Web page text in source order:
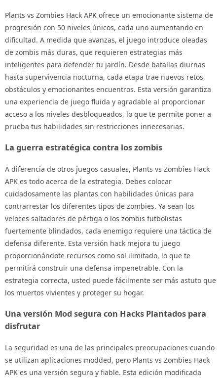
Plants vs Zombies Hack APK ofrece un emocionante sistema de
progresión con 50 niveles únicos, cada uno aumentando en
dificultad. A medida que avanzas, el juego introduce oleadas
de zombis más duras, que requieren estrategias más
inteligentes para defender tu jardín. Desde batallas diurnas
hasta supervivencia nocturna, cada etapa trae nuevos retos,
obstáculos y emocionantes encuentros. Esta versión garantiza
una experiencia de juego fluida y agradable al proporcionar
acceso a los niveles desbloqueados, lo que te permite poner a
prueba tus habilidades sin restricciones innecesarias.
La guerra estratégica contra los zombis
A diferencia de otros juegos casuales, Plants vs Zombies Hack
APK es todo acerca de la estrategia. Debes colocar
cuidadosamente las plantas con habilidades únicas para
contrarrestar los diferentes tipos de zombies. Ya sean los
veloces saltadores de pértiga o los zombis futbolistas
fuertemente blindados, cada enemigo requiere una táctica de
defensa diferente. Esta versión hack mejora tu juego
proporcionándote recursos como sol ilimitado, lo que te
permitirá construir una defensa impenetrable. Con la
estrategia correcta, usted puede fácilmente ser más astuto que
los muertos vivientes y proteger su hogar.
Una versión Mod segura con Hacks Plantados para
disfrutar
La seguridad es una de las principales preocupaciones cuando
se utilizan aplicaciones modded, pero Plants vs Zombies Hack
APK es una versión segura y fiable. Esta edición modificada